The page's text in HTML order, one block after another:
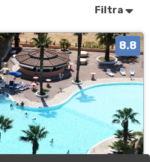
Filtra
8.8